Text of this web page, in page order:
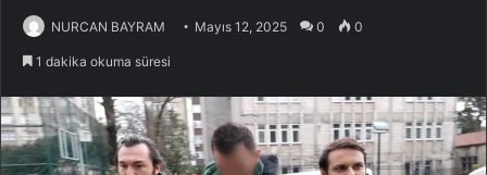
NURCAN BAYRAM Mayıs 12, 2025 0 0
1 dakika okuma süresi